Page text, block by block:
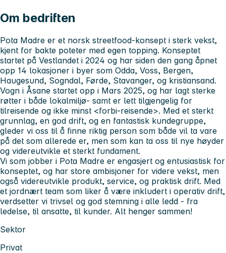
Om bedriften
Pota Madre er et norsk streetfood-konsept i sterk vekst,
kjent for bakte poteter med egen topping. Konseptet
startet på Vestlandet i 2024 og har siden den gang åpnet
opp 14 lokasjoner i byer som Odda, Voss, Bergen,
Haugesund, Sogndal, Førde, Stavanger, og kristiansand.
Vogn i Åsane startet opp i Mars 2025, og har lagt sterke
røtter i både lokalmiljø- samt er lett tilgjengelig for
tilreisende og ikke minst <forbi-reisende>. Med et sterkt
grunnlag, en god drift, og en fantastisk kundegruppe,
gleder vi oss til å finne riktig person som både vil ta vare
på det som allerede er, men som kan ta oss til nye høyder
og videreutvikle et sterkt fundament.
Vi som jobber i Pota Madre er engasjert og entusiastisk for
konseptet, og har store ambisjoner for videre vekst, men
også videreutvikle produkt, service, og praktisk drift. Med
et jordnært team som liker å være inkludert i operativ drift,
verdsetter vi trivsel og god stemning i alle ledd - fra
ledelse, til ansatte, til kunder. Alt henger sammen!
Sektor
Privat